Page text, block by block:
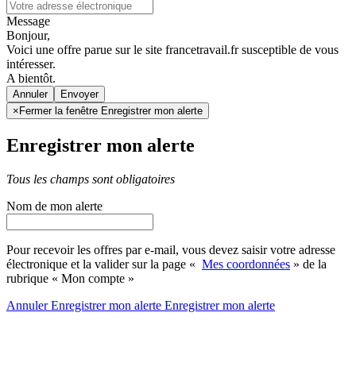
Message
Bonjour,
Voici une offre parue sur le site francetravail.fr susceptible de vous
intéresser.
A bientôt.
Annuler
× Fermer la fenêtre Enregistrer mon alerte
Enregistrer mon alerte
Tous les champs sont obligatoires
Nom de mon alerte
Pour recevoir les offres par e-mail, vous devez saisir votre adresse
électronique et la valider sur la page « Mes coordonnées » de la
rubrique « Mon compte »
AnnulerEnregistrer mon alerte Enregistrermon alerte